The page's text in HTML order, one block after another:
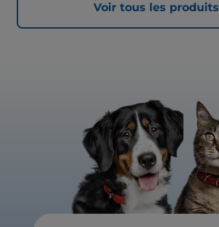
Voir tous les produits